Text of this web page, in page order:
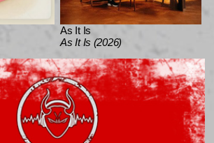
As It Is
As It Is (2026)